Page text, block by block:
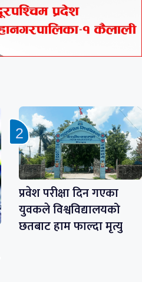
प्रवेश परीक्षा दिन गएका
युवकले विश्वविद्यालयको
छतबाट हाम फाल्दा मृत्यु